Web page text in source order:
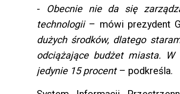
- Obecnie nie da się
technologii– mówi prezydent
dużych środków, dlatego
odciążające budżet miasta. W
jedynie 15 procent– podkreśla.